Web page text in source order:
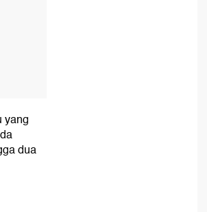
yang
dua